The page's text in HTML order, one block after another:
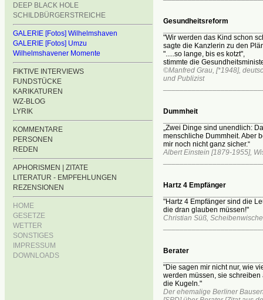
DEEP BLACK HOLE
SCHILDBÜRGERSTREICHE
GALERIE [Fotos] Wilhelmshaven
GALERIE [Fotos] Umzu
Wilhelmshavener Momente
FIKTIVE INTERVIEWS
FUNDSTÜCKE
KARIKATUREN
WZ-BLOG
LYRIK
KOMMENTARE
PERSONEN
REDEN
APHORISMEN | ZITATE
LITERATUR - EMPFEHLUNGEN
REZENSIONEN
HOME
GESETZE
WETTER
SONSTIGES
IMPRESSUM
DOWNLOADS
Gesundheitsreform
"Wir werden das Kind schon
sagte die Kanzlerin zu den
".....so lange, bis es kotzt",
stimmte die
©Manfred Grau, [*1948],
und Publizist
Dummheit
„Zwei Dinge sind unendlich:
menschliche Dummheit. Aber
mir noch nicht ganz sicher.“
Albert Einstein [1879-1955],
Hartz 4 Empfänger
"Hartz 4 Empfänger sind die
die dran glauben müssen!"
Christian Süß,
Berater
"Die sagen mir nicht nur, wie
werden müssen, sie
die Kugeln."
Der ehemalige Berliner